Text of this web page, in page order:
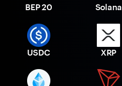
BEP 20 Solana
USDC XRP